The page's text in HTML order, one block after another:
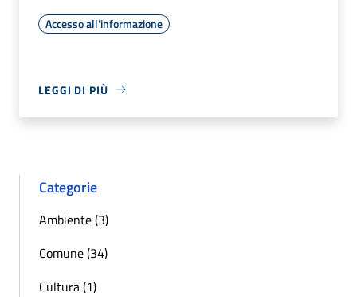
Accesso all'informazione
LEGGI DI PIÙ
Categorie
Ambiente (3)
Comune (34)
Cultura (1)